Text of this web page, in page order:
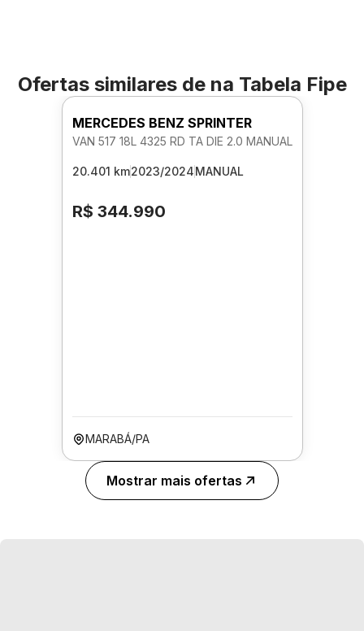
Ofertas similares de na Tabela Fipe
MERCEDES BENZ SPRINTER
VAN 517 18L 4325 RD TA DIE 2.0 MANUAL
20.401 km2023/2024MANUAL
R$ 344.990
MARABÁ/PA
Mostrar mais ofertas